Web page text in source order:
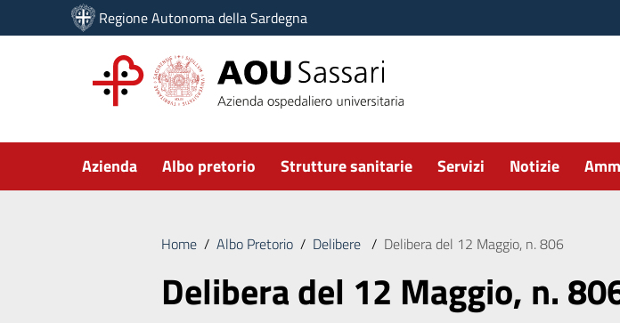
Vai ai contenuti
Vai al menu di navigazione
Vai al footer
Regione Autonoma della Sardegna
Submenu
Azienda Albo pretorio Strutture sanitarie Servizi Notizie
Home / Albo Pretorio / Delibere / Delibera del 12 Maggio, n. 806
Delibera del 12 Maggio, n.